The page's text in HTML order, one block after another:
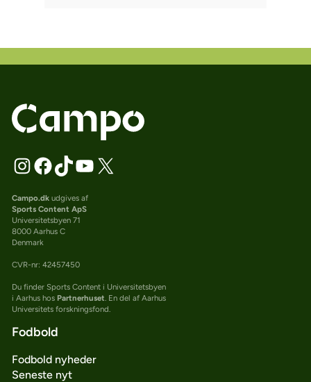
Campo.dkudgives af
Sports Content ApS
Universitetsbyen 71
8000 Aarhus C
Denmark
CVR-nr: 42457450
Du finder Sports Content i Universitetsbyen
i Aarhus hos Partnerhuset. En del af Aarhus
Universitets forskningsfond.
Fodbold
Fodbold nyheder
Seneste nyt